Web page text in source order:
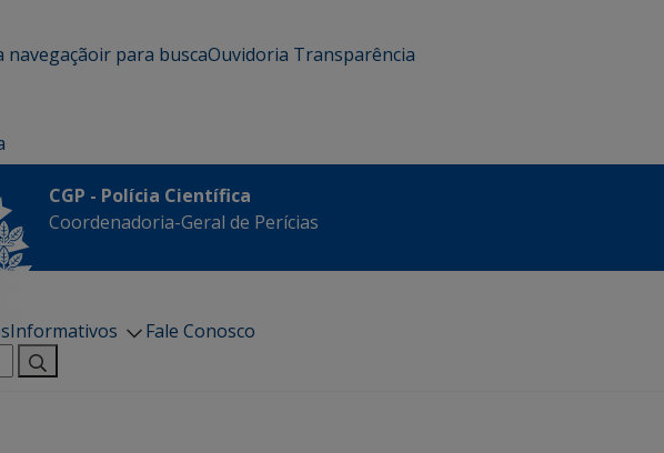
navegaçãoir para buscaOuvidoria Transparência
CGP - Polícia Científica
Coordenadoria-Geral de Perícias
Informativos
Fale Conosco